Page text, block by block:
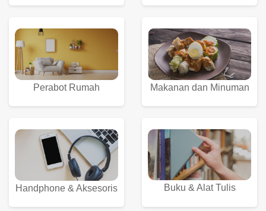
Perabot Rumah Makanan dan Minuman
Handphone & Aksesoris Buku & Alat Tulis